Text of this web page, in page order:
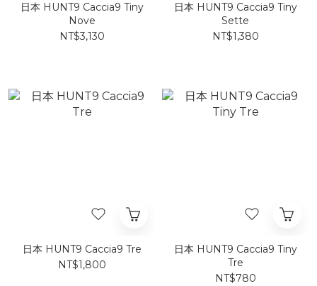
日本 HUNT9 Caccia9 Tiny
Nove
NT$3,130
日本 HUNT9 Caccia9 Tiny
Sette
NT$1,380
日本 HUNT9 Caccia9 Tre
NT$1,800
日本 HUNT9 Caccia9 Tiny
Tre
NT$780